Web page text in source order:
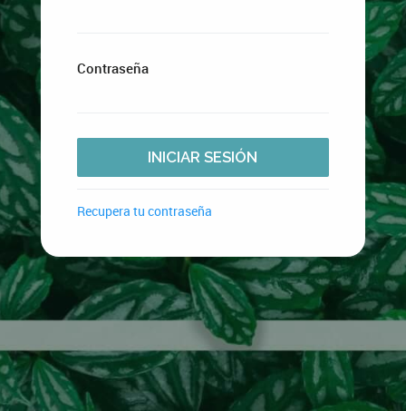
Contraseña
INICIAR SESIÓN
Recupera tu contraseña